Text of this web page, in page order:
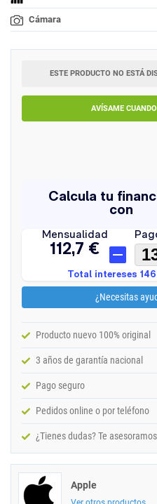
Cámara
ESTE PRODUCTO NO ESTÁ
AVÍSAME
¿Necesitas
Producto nuevo 100% original
3 años de garantía nacional
Pago seguro
Pedidos online o por teléfono
¿Tienes dudas? Te asesoramos
Apple